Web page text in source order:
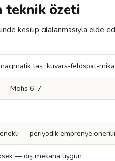
teknik özeti
kesilip cilalanmasıyla elde
taş (kuvars-feldspat-
— Mohs 6-7
— periyodik emprenye
— dış mekana uygun